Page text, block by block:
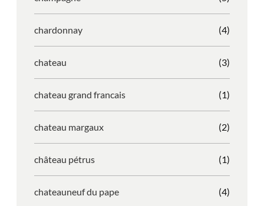
chardonnay (4)
chateau (3)
chateau grand francais (1)
chateau margaux (2)
château pétrus (1)
chateauneuf du pape (4)